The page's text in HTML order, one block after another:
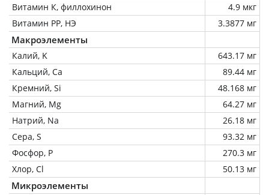
Витамин К, филлохинон
4.9 мкг
Витамин РР, НЭ
3.3877 мг
Макроэлементы
Калий, K
643.17 мг
Кальций, Ca
89.44 мг
Кремний, Si
48.168 мг
Магний, Mg
64.27 мг
Натрий, Na
26.18 мг
Сера, S
93.32 мг
Фосфор, P
270.3 мг
Хлор, Cl
50.13 мг
Микроэлементы